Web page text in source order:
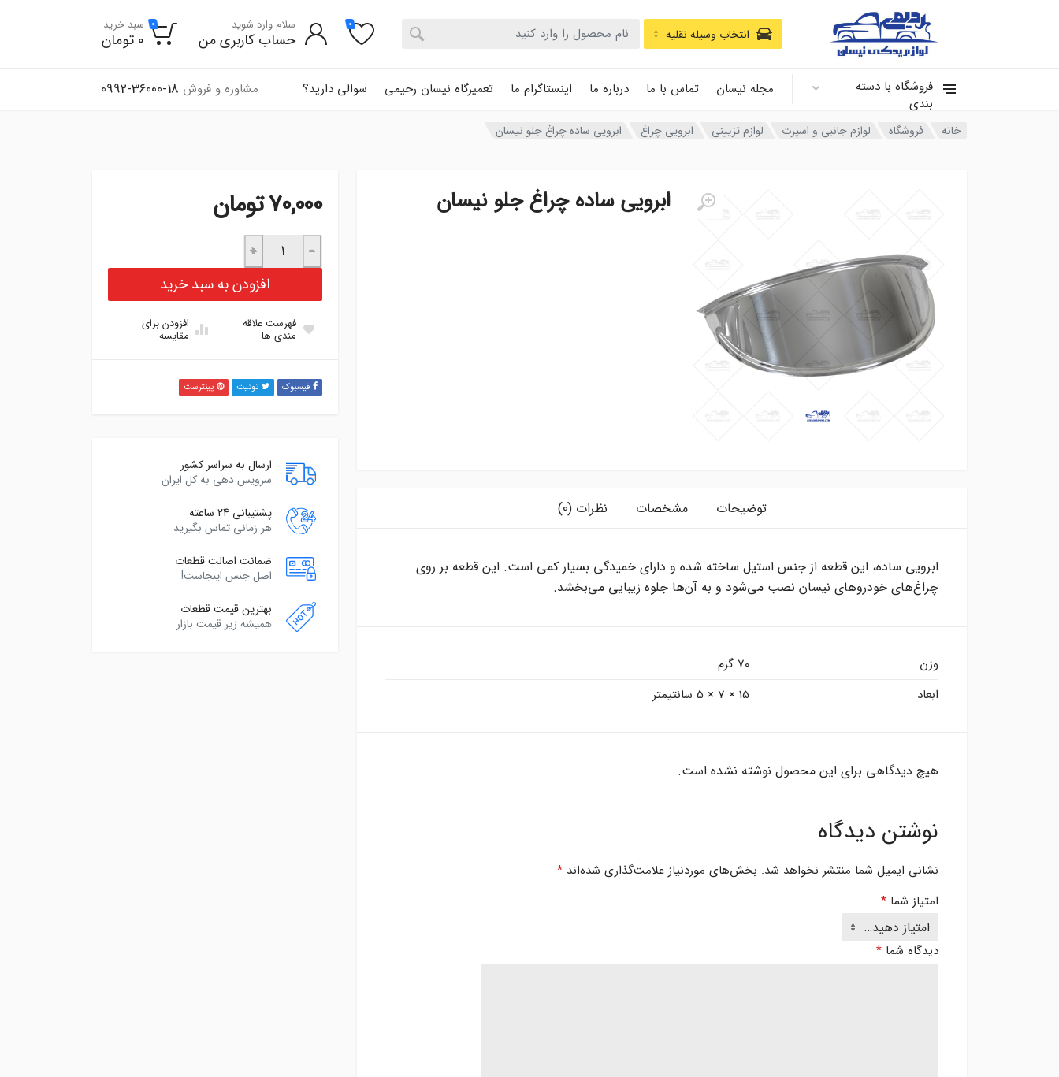
فروشگاه با دسته
بندی
مجله نیسان تماس با ما درباره ما اینستاگرام ما تعمیرگاه نیسان رحیمی سوالی دارید؟ مشاوره و فروش 0992-36000-18
انتخاب وسیله نقلیه
0 سلام وارد شوید
حساب کاربری من
0 سبد خرید
0 تومان
خانه فروشگاه لوازم جانبی و اسپرت لوازم تزیینی ابرویی چراغ ابرویی ساده چراغ جلو نیسان
ابرویی ساده چراغ جلو نیسان 70,000تومان
ابرویی ساده چراغ جلو نیسان عدد
−
+
افزودن به سبد خرید
فهرست علاقه
مندی ها
افزودن برای
مقایسه
فیسبوک توئیت پینترست
ارسال به سراسر کشور
سرویس دهی به کل ایران
پشتیبانی 24 ساعته
هر زمانی تماس بگیرید
ضمانت اصالت قطعات
اصل جنس اینجاست!
بهترین قیمت قطعات
همیشه زیر قیمت بازار
توضیحات مشخصات نظرات (0)
ابرویی ساده، این قطعه از جنس استیل ساخته شده و دارای خمیدگی بسیار کمی است. این قطعه بر روی
چراغ‌های خودروهای نیسان نصب می‌شود و به آن‌ها جلوه زیبایی می‌بخشد.
وزن
70 گرم
ابعاد
15 × 7 × 5 سانتیمتر
هیچ دیدگاهی برای این محصول نوشته نشده است.
نوشتن دیدگاه
نشانی ایمیل شما منتشر نخواهد شد. بخش‌های موردنیاز علامت‌گذاری شده‌اند *
امتیاز شما *
دیدگاه شما *